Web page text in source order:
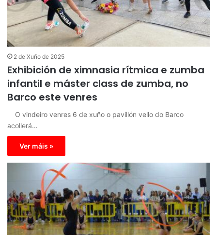
2 de Xuño de 2025
Exhibición de ximnasia rítmica e zumba
infantil e máster class de zumba, no
Barco este venres
O vindeiro venres 6 de xuño o pavillón vello do Barco
acollerá…
Ver máis »